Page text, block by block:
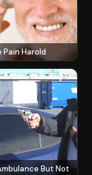
Pain Harold
But Not